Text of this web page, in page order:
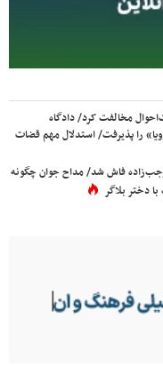
مخالفت کرد/ دادگاه
را پذیرفت/ استدلال مهم قضات
رجب‌زاده فاش شد/ مداح جوان چگونه
دختر بلاگر